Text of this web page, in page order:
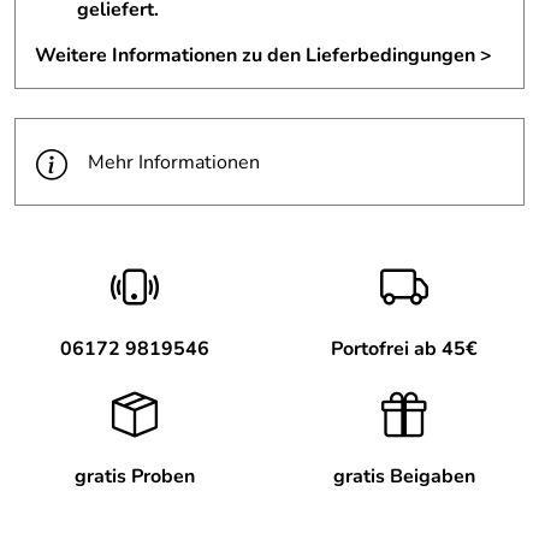
Glycin
3 g
**
* % NRV= Nährstoffbezugswert für die tägliche Zufuhr
(Verordnung (EU) Nr. 1169/2011)
** Kein NRV festgelegt
Die empfohlene tägliche Verzehrempfehlung darf nicht
überschritten werden. Nahrungsergänzungsmittel sollten
Lebensweise dienen. Beim Verzehr in der
Schwangerschaft, Stillzeit oder im Kindesalter halten Sie
bitte Rücksprache mit Ihrem Arzt, Heilpraktiker oder
Apotheker. Außerhalb der Reichweite von kleinen Kindern
aufbewahren. Lichtgeschützt und trocken bei
Raumtemperatur lagern. Die Füllhöhe ist technisch
geliefert.
Weitere Informationen zu den Lieferbedingungen >
Mehr Informationen
06172 9819546 Portofrei ab 45€
gratis Proben gratis Beigaben